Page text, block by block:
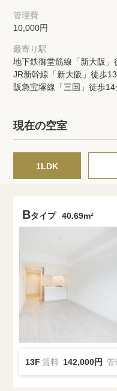
来店予約
各種お問い合わせ
高級賃貸物件コラム
プライバシーポリシー
商標について
管理費
10,000円
最寄り駅
地下鉄御堂筋線「新大阪」
JR新幹線「新大阪」徒歩
阪急宝塚線「三国」徒歩14
現在の空室
1LDK
Bタイプ 40.69m²
13F 賃料 142,000円 管